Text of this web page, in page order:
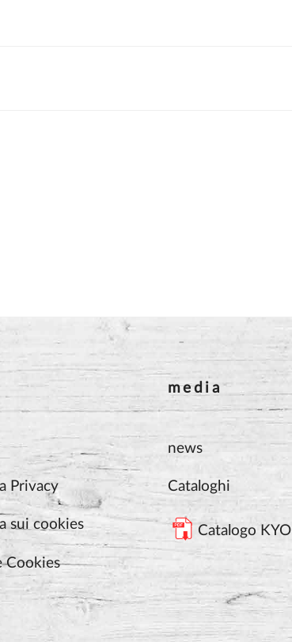
Privacy
sui cookies
Cookies
media
news
Cataloghi
Catalogo KYO